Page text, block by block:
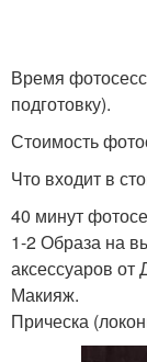
Время
подготовку).
Стоимость
Что входит в
40 минут
1-2 Образа на
аксессуаров
Макияж.
Прическа